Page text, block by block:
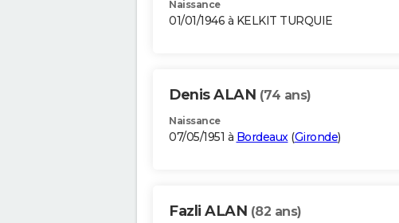
Naissance
01/01/1946 à KELKIT TURQUIE
Denis ALAN (74 ans)
Naissance
07/05/1951 à Bordeaux(Gironde)
Fazli ALAN (82 ans)